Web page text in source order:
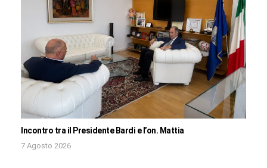
Incontro tra il Presidente Bardi e l’on. Mattia
7 Agosto 2026